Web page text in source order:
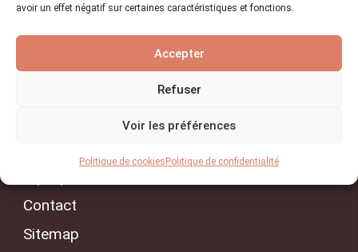
avoir un effet négatif sur certaines caractéristiques et fonctions.
Accepter
Refuser
Voir les préférences
Politique de cookies Politique de confidentialité
TROUVER UN PRO
Contact
Sitemap